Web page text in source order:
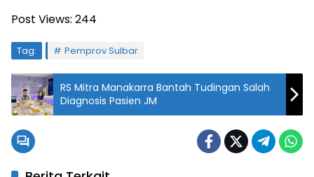
Post Views: 244
Tag: Pemprov Sulbar
RS Mitra Manakarra Bantah Tudingan Salah
Diagnosis Pasien JM